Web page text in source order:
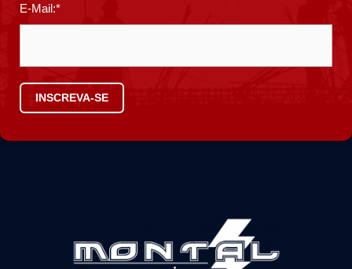
E-Mail:*